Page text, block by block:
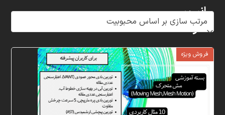
فروش ویژه
انسیس
فلوئنت
شرکت
پردازشگران
مهر،